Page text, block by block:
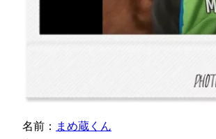
名前： まめ蔵くん